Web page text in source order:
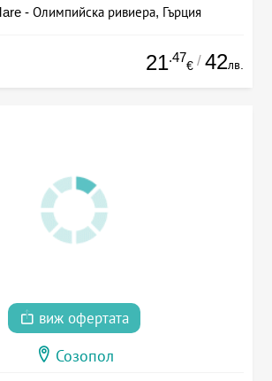
- Олимпийска ривиера, Гърция
21.47
€ / 42лв.
виж офертата
Созопол